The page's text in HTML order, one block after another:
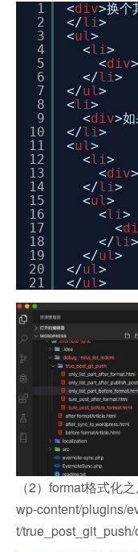
1
2
3
4
5
6
7
8
9
10
11
12
13
14
15
16
17
18
19
20
21
<div>换个
</li>
<ul>
<li>
<div
</li>
</ul>
<li>
<div>
</li>
<ul>
<li>
<div
</li>
<ul>
<li>
<
</li>
</ul>
</ul>
</ul>
（2）format格式化
wp-content/plugins/
t/